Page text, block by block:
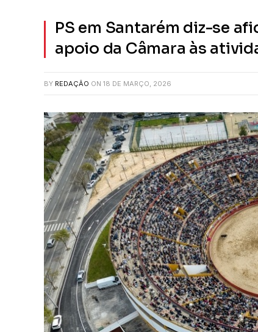
PS em Santarém diz-se
apoio da Câmara às
BY REDAÇÃO ON 18 DE MARÇO, 2026